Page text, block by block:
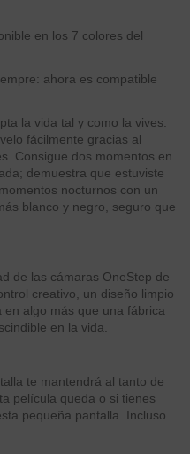
en los 7 colores del
ahora es compatible
la vida tal y como la vives.
fácilmente gracias al
Consigue dos momentos en
demuestra que estuviste
nocturnos con un
blanco y negro, seguro que
de las cámaras OneStep de
creativo, un diseño limpio
algo más que una fábrica
en la vida.
te mantendrá al tanto de
película queda o si tienes
pequeña pantalla. Incluso